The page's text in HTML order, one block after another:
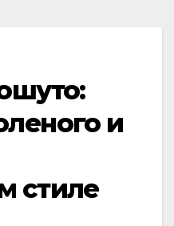
и
стиле